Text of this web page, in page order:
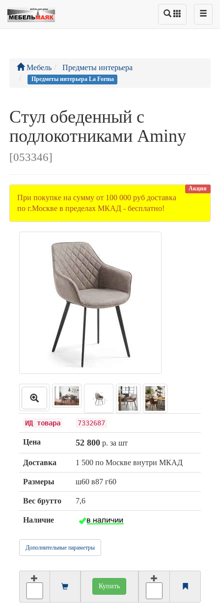
Мебель Предметы интерьера
Предметы интерьера La Forma
Стул обеденный с
подлокотниками Aminy
[053346]
Акция
При покупке на сумму от 100 000 руб доставка
по г.Москве в пределах МКАД - бесплатно!
ИД товара 7332687
Цена 52 800р. за шт
Доставка 1 500 по Москве внутри МКАД
Размеры ш60 в87 г60
Вес брутто 7,6
Наличие
Дополнительные параметры
Купить